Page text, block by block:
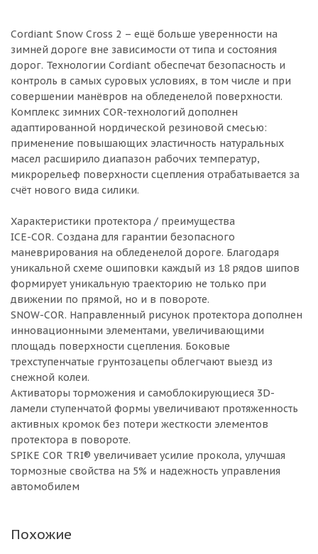
Cordiant Snow Cross 2 – ещё больше уверенности на
зимней дороге вне зависимости от типа и состояния
дорог. Технологии Cordiant обеспечат безопасность и
контроль в самых суровых условиях, в том числе и при
совершении манёвров на обледенелой поверхности.
Комплекс зимних COR-технологий дополнен
адаптированной нордической резиновой смесью:
применение повышающих эластичность натуральных
масел расширило диапазон рабочих температур,
микрорельеф поверхности сцепления отрабатывается за
счёт нового вида силики.
Характеристики протектора / преимущества
ICE-COR. Создана для гарантии безопасного
маневрирования на обледенелой дороге. Благодаря
уникальной схеме ошиповки каждый из 18 рядов шипов
формирует уникальную траекторию не только при
движении по прямой, но и в повороте.
SNOW-COR. Направленный рисунок протектора дополнен
инновационными элементами, увеличивающими
площадь поверхности сцепления. Боковые
трехступенчатые грунтозацепы облегчают выезд из
снежной колеи.
Активаторы торможения и самоблокирующиеся 3D-
ламели ступенчатой формы увеличивают протяженность
активных кромок без потери жесткости элементов
протектора в повороте.
SPIKE COR TRI® увеличивает усилие прокола, улучшая
тормозные свойства на 5% и надежность управления
автомобилем
Похожие